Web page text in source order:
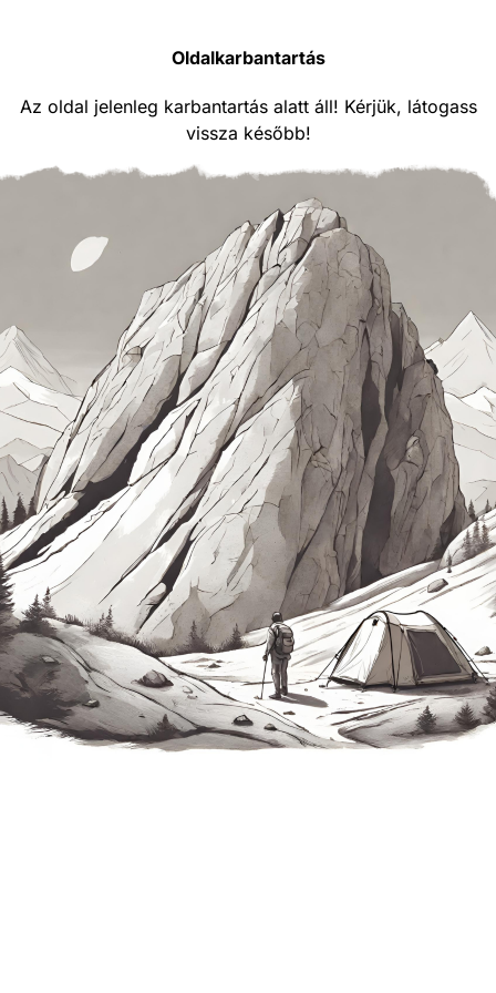
Oldalkarbantartás
Az oldal jelenleg karbantartás alatt áll! Kérjük, látogass
vissza később!